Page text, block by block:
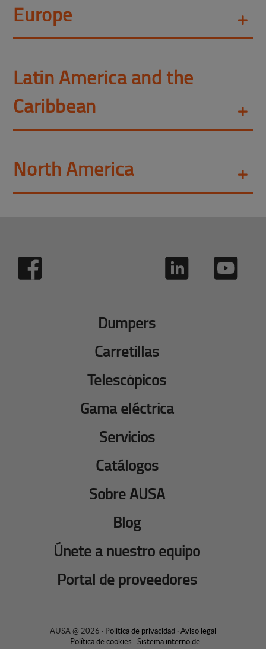
Europe
Latin America and the
Caribbean
North America
Dumpers
Carretillas
Telescópicos
Gama eléctrica
Servicios
Catálogos
Sobre AUSA
Blog
Únete a nuestro equipo
Portal de proveedores
AUSA @ 2026 · Política de privacidad ·Aviso legal
· Política de cookies ·Sistema interno de